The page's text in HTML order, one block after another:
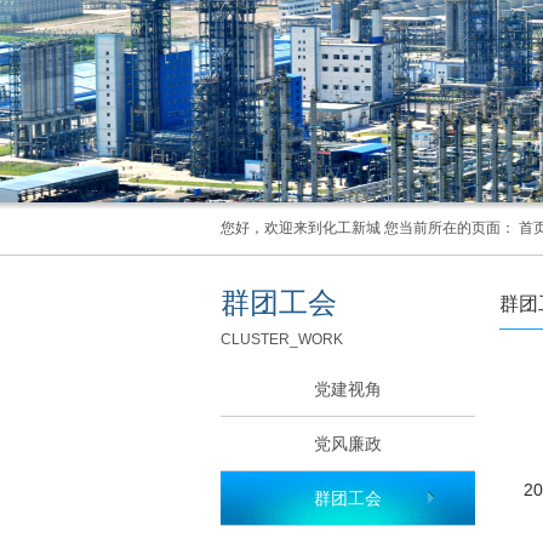
您好，欢迎来到化工新城 您当前所在的页面： 首
群团工会
CLUSTER_WORK
党建视角
党风廉政
群团工会
群团